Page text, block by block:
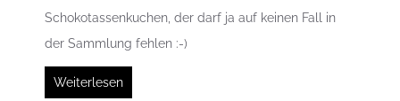
Schokotassenkuchen, der darf ja auf keinen Fall in
der Sammlung fehlen :-)
Weiterlesen